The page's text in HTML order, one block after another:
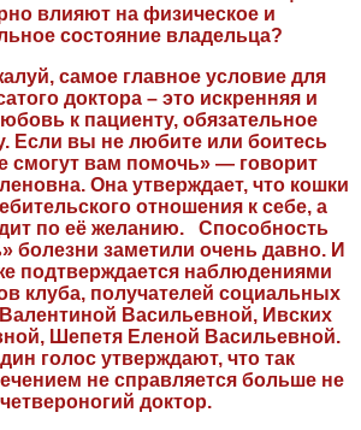
влияют на физическое и
состояние владельца?
самое главное условие для
доктора – это искренняя и
к пациенту, обязательное
Если вы не любите или боитесь
смогут вам помочь» — говорит
Она утверждает, что кошки
отношения к себе, а
по её желанию. Способность
болезни заметили очень давно. И
подтверждается наблюдениями
клуба, получателей социальных
Васильевной, Ивских
Шепетя Еленой Васильевной.
голос утверждают, что так
не справляется больше не
доктор.